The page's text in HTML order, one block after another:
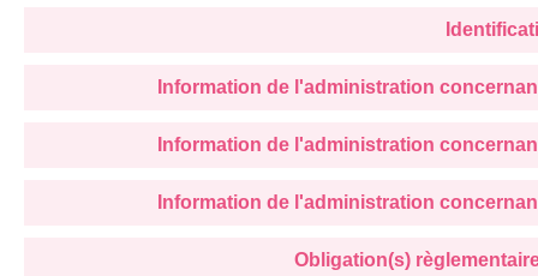
Information de l'administration
Information de l'administration
Information de l'administration
Obligation(s)